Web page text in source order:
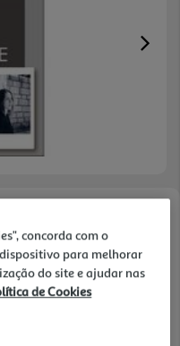
concorda com o
para melhorar
do site e ajudar nas
de Cookies